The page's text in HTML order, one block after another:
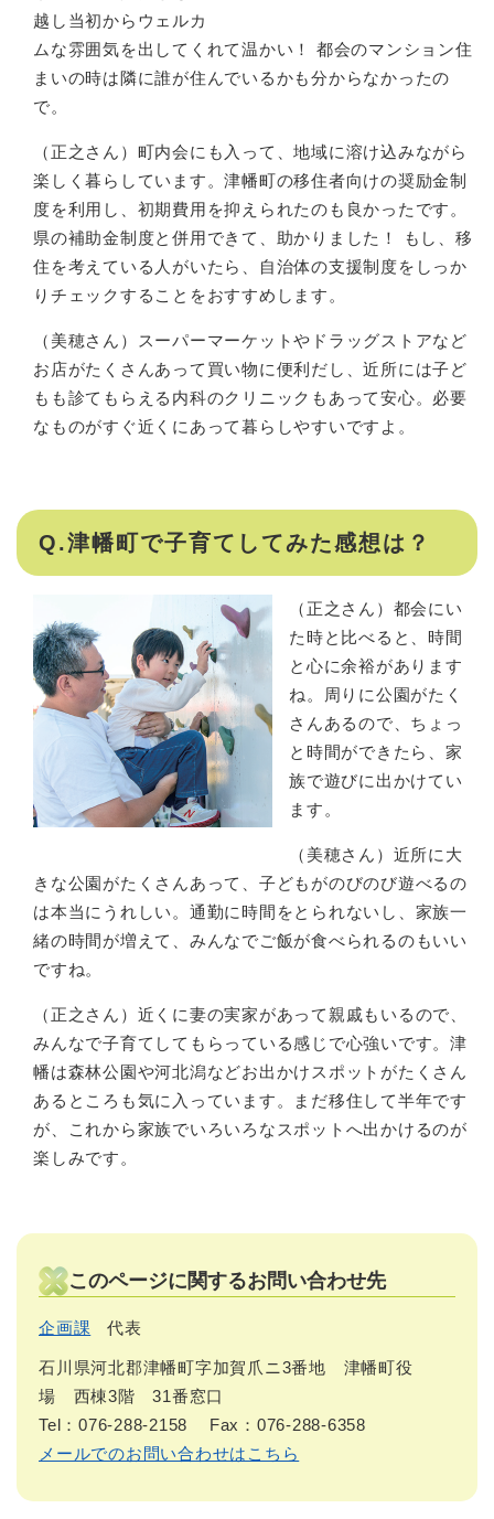
越し当初からウェルカ
ムな雰囲気を出してくれて温かい！ 都会のマンション住
まいの時は隣に誰が住んでいるかも分からなかったの
で。
（正之さん）町内会にも入って、地域に溶け込みながら
楽しく暮らしています。津幡町の移住者向けの奨励金制
度を利用し、初期費用を抑えられたのも良かったです。
県の補助金制度と併用できて、助かりました！ もし、移
住を考えている人がいたら、自治体の支援制度をしっか
りチェックすることをおすすめします。
（美穂さん）スーパーマーケットやドラッグストアなど
お店がたくさんあって買い物に便利だし、近所には子ど
もも診てもらえる内科のクリニックもあって安心。必要
なものがすぐ近くにあって暮らしやすいですよ。
Q.津幡町で子育てしてみた感想は？
​（正之さん）都会にい
た時と比べると、時間
と心に余裕があります
ね。周りに公園がたく
さんあるので、ちょっ
と時間ができたら、家
族で遊びに出かけてい
ます。
（美穂さん）近所に大
きな公園がたくさんあって、子どもがのびのび遊べるの
は本当にうれしい。通勤に時間をとられないし、家族一
緒の時間が増えて、みんなでご飯が食べられるのもいい
ですね。
（正之さん）近くに妻の実家があって親戚もいるので、
みんなで子育てしてもらっている感じで心強いです。津
幡は森林公園や河北潟などお出かけスポットがたくさん
あるところも気に入っています。まだ移住して半年です
が、これから家族でいろいろなスポットへ出かけるのが
楽しみです。
このページに関するお問い合わせ先
企画課 代表
石川県河北郡津幡町字加賀爪ニ3番地 津幡町役
場 西棟3階 31番窓口
Tel：076-288-2158
Fax：076-288-6358
メールでのお問い合わせはこちら